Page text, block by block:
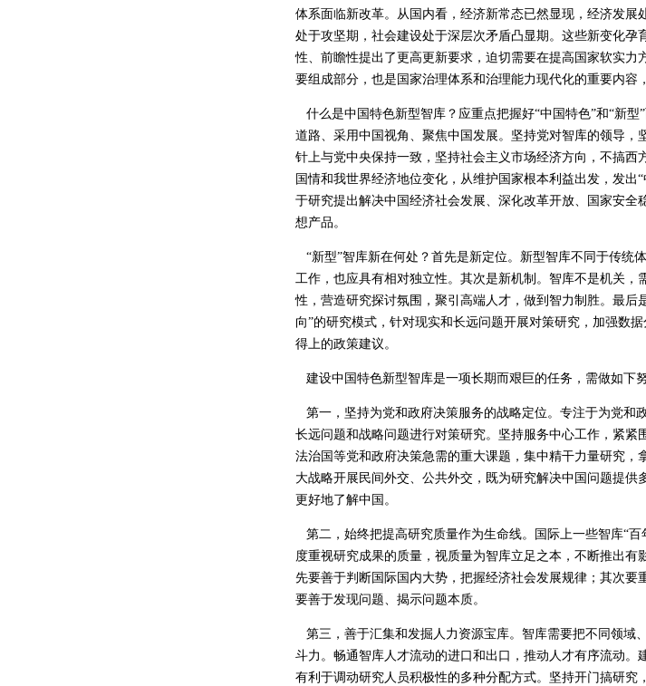
体系面临新改革。从国内看，经济新常态已然显现，经济发
处于攻坚期，社会建设处于深层次矛盾凸显期。这些新变化
性、前瞻性提出了更高更新要求，迫切需要在提高国家软实
要组成部分，也是国家治理体系和治理能力现代化的重要内容
什么是中国特色新型智库？应重点把握好“中国特色”和“新型
道路、采用中国视角、聚焦中国发展。坚持党对智库的领导
针上与党中央保持一致，坚持社会主义市场经济方向，不搞西
国情和我世界经济地位变化，从维护国家根本利益出发，发出
于研究提出解决中国经济社会发展、深化改革开放、国家安
想产品。
“新型”智库新在何处？首先是新定位。新型智库不同于传统
工作，也应具有相对独立性。其次是新机制。智库不是机关
性，营造研究探讨氛围，聚引高端人才，做到智力制胜。最后
向”的研究模式，针对现实和长远问题开展对策研究，加强数
得上的政策建议。
建设中国特色新型智库是一项长期而艰巨的任务，需做如下努
第一，坚持为党和政府决策服务的战略定位。专注于为党和
长远问题和战略问题进行对策研究。坚持服务中心工作，紧
法治国等党和政府决策急需的重大课题，集中精干力量研究
大战略开展民间外交、公共外交，既为研究解决中国问题提供
更好地了解中国。
第二，始终把提高研究质量作为生命线。国际上一些智库“
度重视研究成果的质量，视质量为智库立足之本，不断推出
先要善于判断国际国内大势，把握经济社会发展规律；其次
要善于发现问题、揭示问题本质。
第三，善于汇集和发掘人力资源宝库。智库需要把不同领域
斗力。畅通智库人才流动的进口和出口，推动人才有序流动
有利于调动研究人员积极性的多种分配方式。坚持开门搞研究